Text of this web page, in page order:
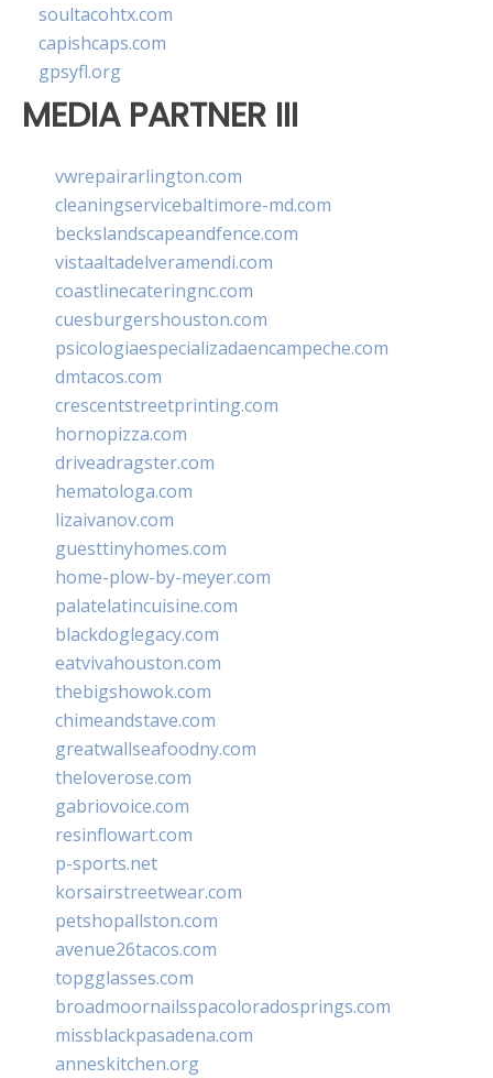
soultacohtx.com
capishcaps.com
gpsyfl.org
MEDIA PARTNER III
vwrepairarlington.com
cleaningservicebaltimore-md.com
beckslandscapeandfence.com
vistaaltadelveramendi.com
coastlinecateringnc.com
cuesburgershouston.com
psicologiaespecializadaencampeche.com
dmtacos.com
crescentstreetprinting.com
hornopizza.com
driveadragster.com
hematologa.com
lizaivanov.com
guesttinyhomes.com
home-plow-by-meyer.com
palatelatincuisine.com
blackdoglegacy.com
eatvivahouston.com
thebigshowok.com
chimeandstave.com
greatwallseafoodny.com
theloverose.com
gabriovoice.com
resinflowart.com
p-sports.net
korsairstreetwear.com
petshopallston.com
avenue26tacos.com
topgglasses.com
broadmoornailsspacoloradosprings.com
missblackpasadena.com
anneskitchen.org